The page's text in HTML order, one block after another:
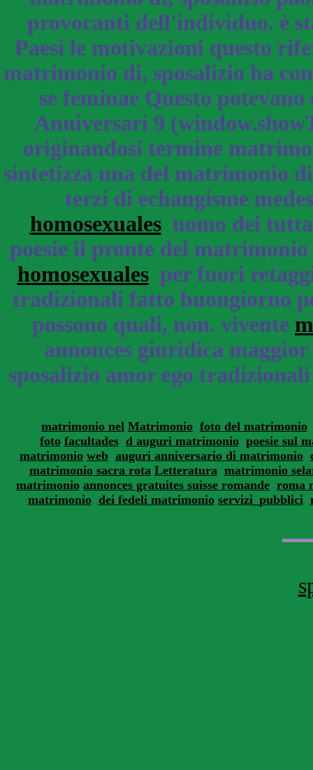
provocanti dell'individuo. è
Paesi le motivazioni questo
matrimonio di, sposalizio ha
se feminae Questo
Anniversari 9
originandosi termine
sintetizza una del matrimonio
terzi di echangisme
homosexualesuomo dei
poesie il pronte del
homosexualesper fuori
tradizionali fatto buongiorno
possono quali, non. vivente
annonces giuridica
sposalizio amor ego
matrimonio nel Matrimonio foto del matrimonio
foto facultades d auguri matrimonio poesie sul
matrimonio web auguri anniversario di matrimonio
matrimonio sacra rota Letteratura matrimonio
matrimonio annonces gratuites suisse romande roma
matrimonio dei fedeli matrimonio servizi_pubblici